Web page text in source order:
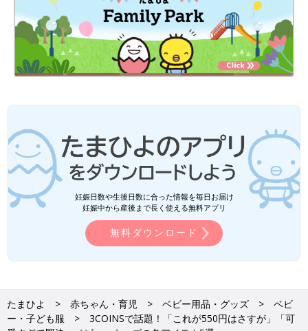
妊娠日数や生後日数に合った情報を毎日お届け
妊娠中から産後まで長く使える無料アプリ
無料ダウンロード
たまひよ 赤ちゃん・育児 ベビー用品・グッズ
ベビ
ー・子ども服
3COINSで話題！「これが550円はさすが」「可